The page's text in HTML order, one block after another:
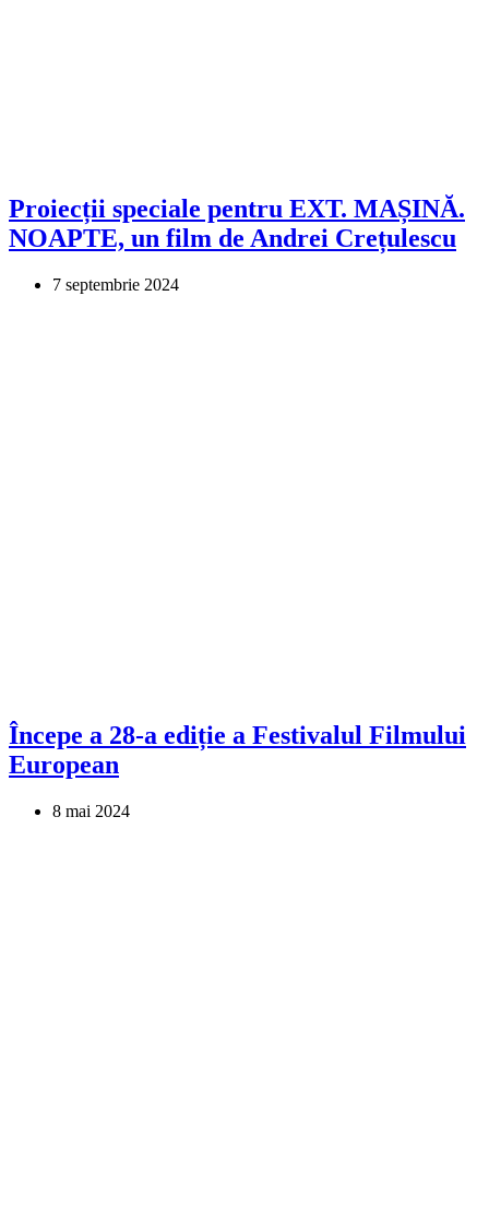
Proiecții speciale pentru EXT. MAȘINĂ.
NOAPTE, un film de Andrei Crețulescu
7 septembrie 2024
Începe a 28-a ediție a Festivalul Filmului
European
8 mai 2024